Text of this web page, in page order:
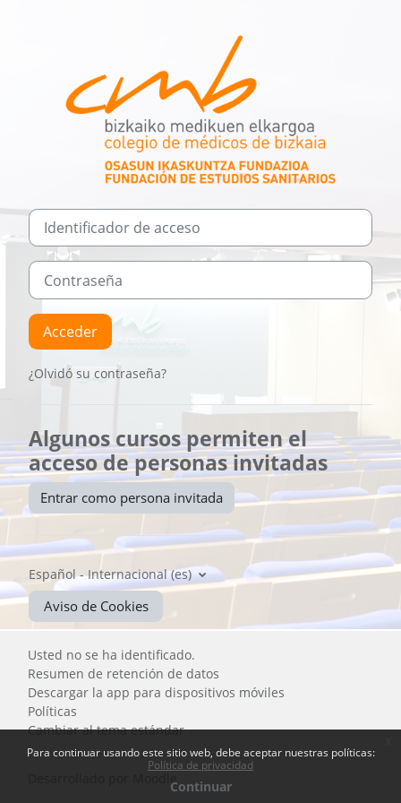
Identificador de acceso
Contraseña
Acceder
¿Olvidó su contraseña?
Algunos cursos permiten el
acceso de personas invitadas
Entrar como persona invitada
Español - Internacional ‎(es)‎
Aviso de Cookies
Usted no se ha identificado.
Resumen de retención de datos
Descargar la app para dispositivos móviles
Políticas
Cambiar al tema estándar
Moodle
Para continuar usando este sitio web, debe aceptar nuestras políticas:
Política de privacidad
Continuar